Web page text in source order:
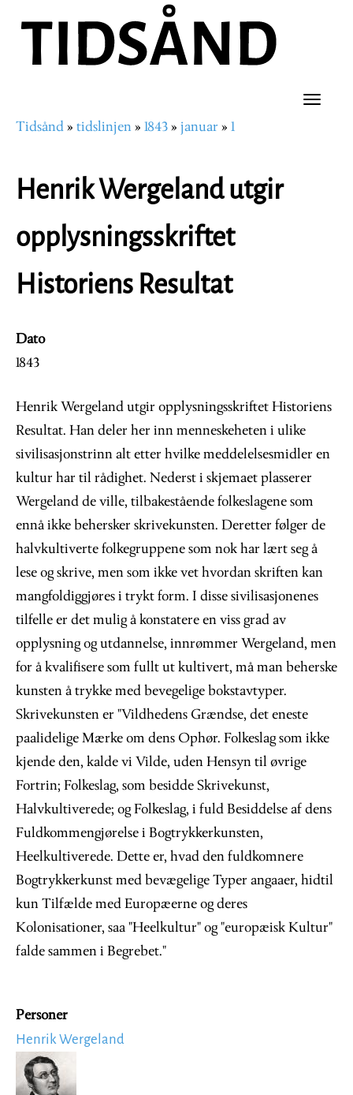
hovedinnhold
Toggle
Navigasjonssti
Tidsånd tidslinjen 1843 januar 1
Henrik Wergeland utgir
opplysningsskriftet
Historiens Resultat
Dato
1843
Henrik Wergeland utgir opplysningsskriftet Historiens
Resultat. Han deler her inn menneskeheten i ulike
sivilisasjonstrinn alt etter hvilke meddelelsesmidler en
kultur har til rådighet. Nederst i skjemaet plasserer
Wergeland de ville, tilbakestående folkeslagene som
ennå ikke behersker skrivekunsten. Deretter følger de
halvkultiverte folkegruppene som nok har lært seg å
lese og skrive, men som ikke vet hvordan skriften kan
mangfoldiggjøres i trykt form. I disse sivilisasjonenes
tilfelle er det mulig å konstatere en viss grad av
opplysning og utdannelse, innrømmer Wergeland, men
for å kvalifisere som fullt ut kultivert, må man beherske
kunsten å trykke med bevegelige bokstavtyper.
Skrivekunsten er "Vildhedens Grændse, det eneste
paalidelige Mærke om dens Ophør. Folkeslag som ikke
kjende den, kalde vi Vilde, uden Hensyn til øvrige
Fortrin; Folkeslag, som besidde Skrivekunst,
Halvkultiverede; og Folkeslag, i fuld Besiddelse af dens
Fuldkommengjørelse i Bogtrykkerkunsten,
Heelkultiverede. Dette er, hvad den fuldkomnere
Bogtrykkerkunst med bevægelige Typer angaaer, hidtil
kun Tilfælde med Europæerne og deres
Kolonisationer, saa "Heelkultur" og "europæisk Kultur"
falde sammen i Begrebet."
Personer
Henrik Wergeland
Image